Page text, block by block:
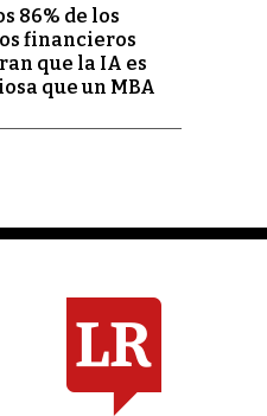
86% de los
financieros
que la IA es
que un MBA